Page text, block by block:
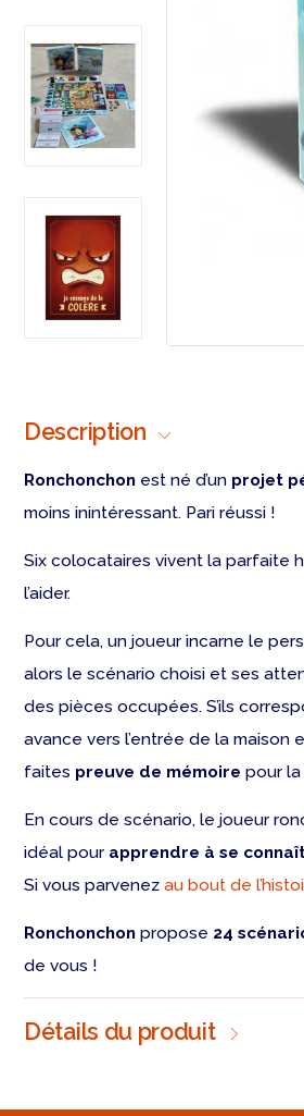
Description
Ronchonchon est né d’un projet
moins inintéressant. Pari réussi !
Six colocataires vivent la parfaite
l’aider.
Pour cela, un joueur incarne le
alors le scénario choisi et ses
des pièces occupées. S’ils
avance vers l’entrée de la maison
faites preuve de mémoire pour
En cours de scénario, le joueur
idéal pour apprendre à se
Si vous parvenez au bout de
Ronchonchon propose 24
de vous !
Détails du produit